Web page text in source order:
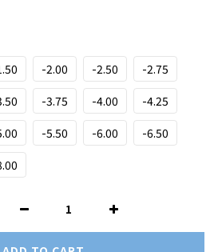
-2.00 -2.50
-2.75
-3.75 -4.00
-4.25
-5.50 -6.00
-6.50